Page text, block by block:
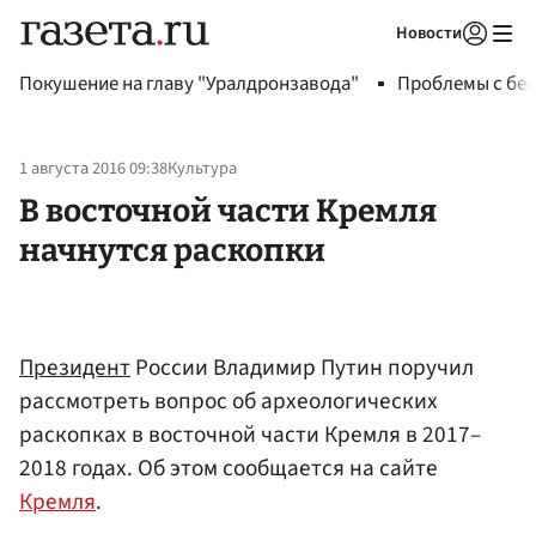
Новости
Покушение на главу "Уралдронзавода" Проблемы с
1 августа 2016 09:38Культура
В восточной части Кремля
начнутся раскопки
ПрезидентРоссии Владимир Путин поручил
рассмотреть вопрос об археологических
раскопках в восточной части Кремля в 2017–
2018 годах. Об этом сообщается на сайте
Кремля.